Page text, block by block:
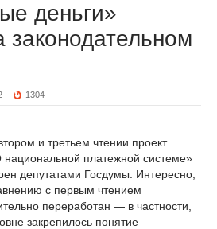
деньги»
законодательном
1304
и третьем чтении проект
национальной платежной системе»
депутатами Госдумы. Интересно,
с первым чтением
переработан — в частности,
закрепилось понятие